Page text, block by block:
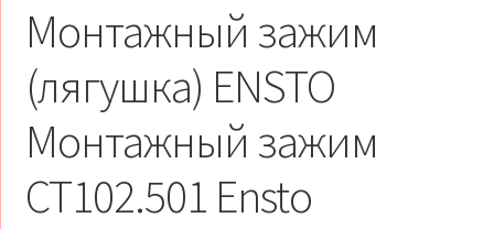
Монтажный зажим
(лягушка) ENSTO
Монтажный зажим
CT102.501 Ensto